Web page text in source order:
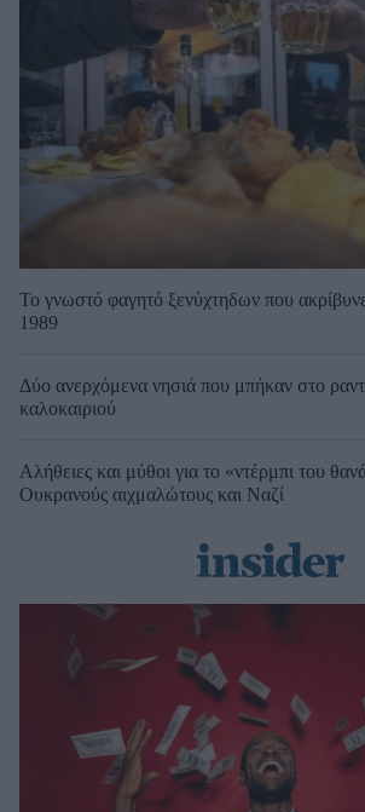
Το γνωστό φαγητό ξενύχτηδων που
1989
Δύο ανερχόμενα νησιά που μπήκαν στο
καλοκαιριού
Αλήθειες και μύθοι για το «ντέρμπι του
Ουκρανούς αιχμαλώτους και Ναζί